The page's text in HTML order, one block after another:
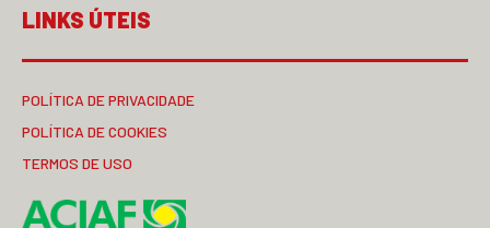
LINKS ÚTEIS
POLÍTICA DE PRIVACIDADE
POLÍTICA DE COOKIES
TERMOS DE USO